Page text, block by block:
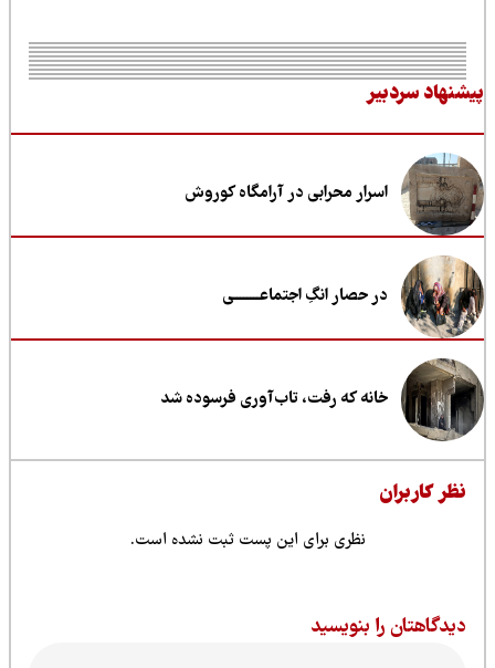
سردبیر
اسرار محرابی در آرامگاه کوروش
در حصار انگِ اجتماعــــــــی
خانه که رفت، تاب‌آوری فرسوده شد
کاربران
نظری برای این پست ثبت نشده است.
را بنویسید